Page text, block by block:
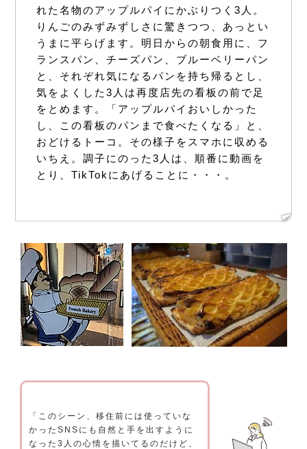
れた名物のアップルパイにかぶりつく3人。
りんごのみずみずしさに驚きつつ、あっとい
うまに平らげます。明日からの朝食用に、フ
ランスパン、チーズパン、ブルーベリーパン
と、それぞれ気になるパンを持ち帰るとし、
気をよくした3人は再度店先の看板の前で足
をとめます。「アップルパイおいしかった
し、この看板のパンまで食べたくなる」と、
おどけるトーコ。その様子をスマホに収める
いちえ。調子にのった3人は、順番に動画を
とり、TikTokにあげることに・・・。
「このシーン、移住前には使っていな
かったSNSにも自然と手を出すように
なった3人の心情を描いてるのだけど、